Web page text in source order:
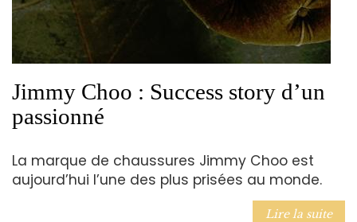
Jimmy Choo : Success story d’un
passionné
La marque de chaussures Jimmy Choo est
aujourd’hui l’une des plus prisées au monde.
Lire la suite